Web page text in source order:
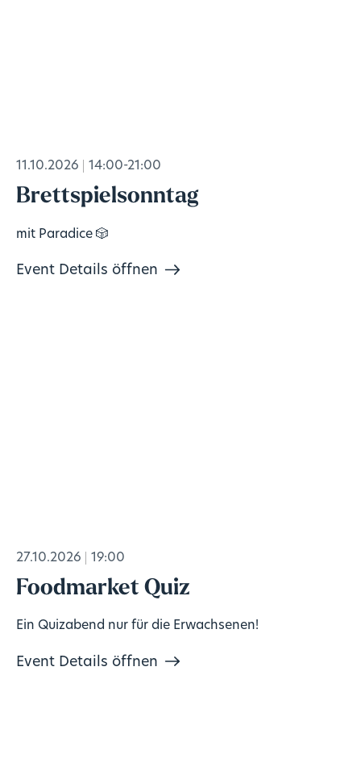
11.10.2026 14:00-21:00
Brettspielsonntag
mit Paradice 🎲
Event Details öffnen
27.10.2026 19:00
Foodmarket Quiz
Ein Quizabend nur für die Erwachsenen!
Event Details öffnen